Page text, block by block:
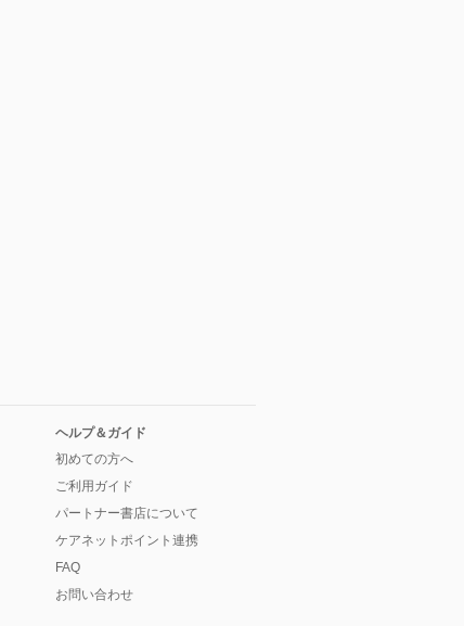
ヘルプ＆ガイド
初めての方へ
ご利用ガイド
パートナー書店について
ケアネットポイント連携
FAQ
お問い合わせ